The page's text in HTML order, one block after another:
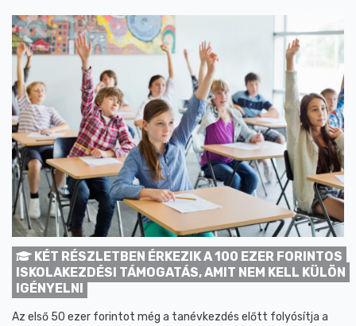
KÉT RÉSZLETBEN ÉRKEZIK A 100 EZER FORINTOS
ISKOLAKEZDÉSI TÁMOGATÁS, AMIT NEM KELL KÜLÖN
IGÉNYELNI
Az első 50 ezer forintot még a tanévkezdés előtt folyósítja a